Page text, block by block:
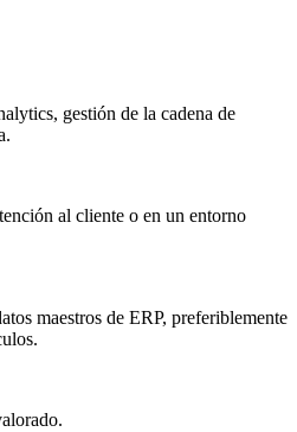
gestión de la cadena de
al cliente o en un entorno
maestros de ERP, preferiblemente